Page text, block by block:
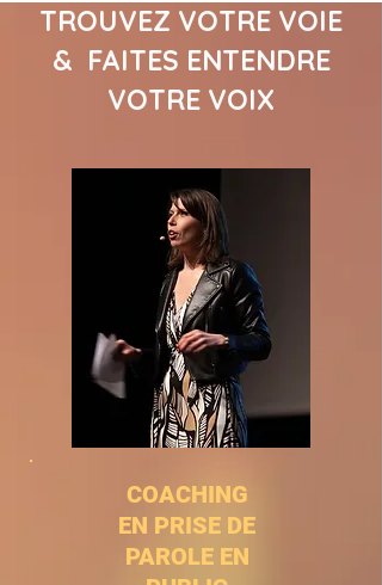
TROUVEZ VOTRE VOIE
& FAITES ENTENDRE
VOTRE VOIX
COACHING
EN PRISE DE
PAROLE EN